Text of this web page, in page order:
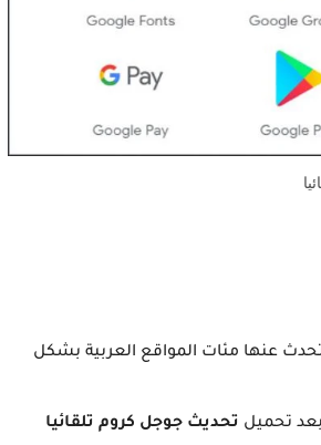
عنها مئات المواقع العربية بشكل
تحميل تحديث جوجل كروم تلقائيا